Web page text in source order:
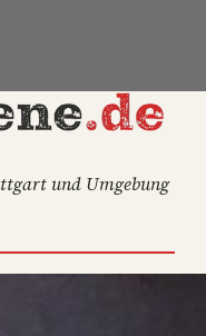
und Umgebung